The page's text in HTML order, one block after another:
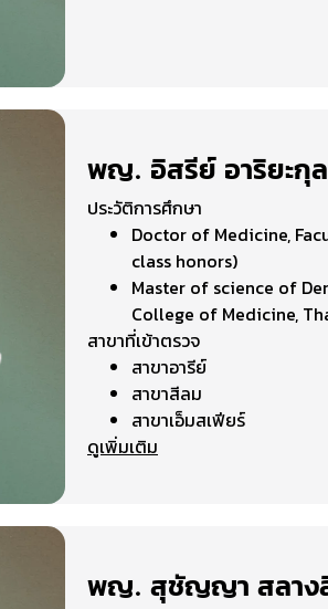
พญ. อิสรีย์ อาริยะ
ประวัติการศึกษา
Doctor of Medicine,
class honors)
Master of science of
College of Medicine,
สาขาที่เข้าตรวจ
สาขาอารีย์
สาขาสีลม
สาขาเอ็มสเฟียร์
ดูเพิ่มเติม
พญ. สุชัญญา สลาง